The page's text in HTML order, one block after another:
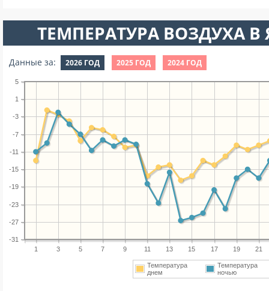
ТЕМПЕРАТУРА ВОЗДУХА В
Данные за: 2026 ГОД 2025 ГОД 2024 ГОД
1 3 5 7 9 11 13 15 17 19 21
-31
-27
-23
-19
-15
-11
-7
-3
1
5
Температура
днем
Температура
ночью